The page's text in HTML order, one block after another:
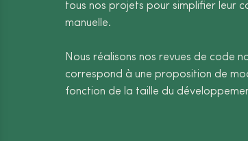
tous nos projets pour simplifier leur
manuelle.
Nous réalisons nos revues de code
correspond à une proposition de
fonction de la taille du